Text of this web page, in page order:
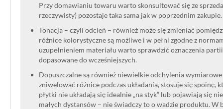
Przy domawianiu towaru warto skonsultować się ze
rzeczywisty) pozostaje taka sama jak w poprzednim zakupie.
Tonacja – czyli odcień – również może się zmieniać
różnice kolorystyczne są możliwe i w pełni zgodne z
uzupełnieniem materiału warto sprawdzić oznaczenia
dopasowane do wcześniejszych.
Dopuszczalne są również niewielkie odchylenia
zniwelować różnice podczas układania, stosuje się spoinę,
płytki nie układają się idealnie „na styk” lub pojawiają się
małych dystansów – nie świadczy to o wadzie produktu. W